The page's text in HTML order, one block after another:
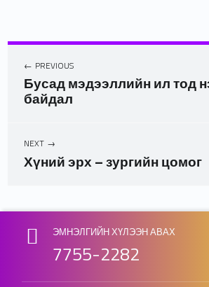
PREVIOUS
Бусад мэдээллийн ил тод
байдал
NEXT
Хүний эрх – зургийн цомог
ЭМНЭЛГИЙН ХҮЛЭЭН АВАХ
7755-2282